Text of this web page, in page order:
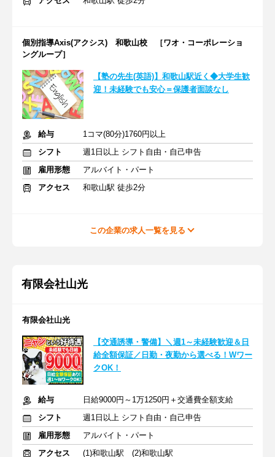
個別指導Axis(アクシス) 和歌山校 ［ワオ・コーポレーショ
ングループ］
【塾の先生(英語)】和歌山駅近く◆大学生歓
迎！未経験でも安心＝保護者面談なし
給与
1コマ(80分)1760円以上
シフト
週1日以上 シフト自由・自己申告
雇用形態
アルバイト・パート
アクセス
和歌山駅 徒歩2分
この企業の求人一覧を見る
有限会社山光
有限会社山光
【交通誘導・警備】＼週1～未経験歓迎＆日
給全額保証／日勤・夜勤から選べる！Wワー
クOK！
給与
日給9000円～1万1250円＋交通費全額支給
シフト
週1日以上 シフト自由・自己申告
雇用形態
アルバイト・パート
アクセス
(1)和歌山駅 (2)和歌山駅